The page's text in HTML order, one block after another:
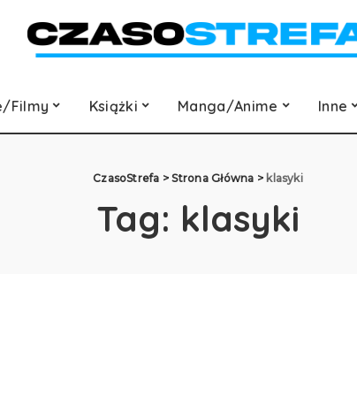
Filmy Książki Manga/Anime Inne
CzasoStrefa >Strona Główna > klasyki
Tag: klasyki